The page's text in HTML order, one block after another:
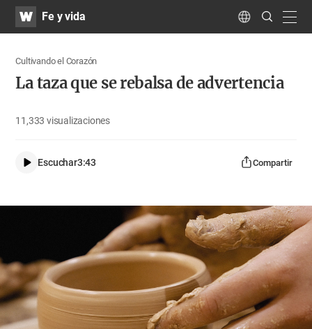
WATVFe y vida Language
Search
Submit
Cultivando el Corazón
La taza que se rebalsa de advertencia
11,333visualizaciones
Escuchar3:43 Compartir